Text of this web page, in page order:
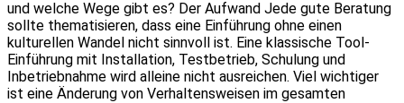
und welche Wege gibt es? Der Aufwand Jede gute Beratung
sollte thematisieren, dass eine Einführung ohne einen
kulturellen Wandel nicht sinnvoll ist. Eine klassische Tool-
Einführung mit Installation, Testbetrieb, Schulung und
Inbetriebnahme wird alleine nicht ausreichen. Viel wichtiger
ist eine Änderung von Verhaltensweisen im gesamten